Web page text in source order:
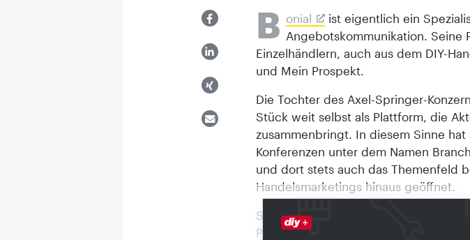
B onial
ist eigentlich ein
Angebotskommunikation. Seine
Einzelhändlern, auch aus dem DIY-
und Mein Prospekt.
Die Tochter des Axel-Springer-
Stück weit selbst als Plattform, die
zusammenbringt. In diesem Sinne
Konferenzen unter dem Namen
und dort stets auch das Themenfeld
Handelsmarketings hinaus geöffnet.
So gesehen ist es nur konsequent,
President Sebastian Kerkhoff die